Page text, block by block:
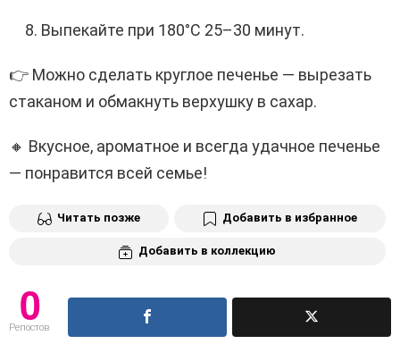
Выпекайте при 180°С 25–30 минут.
👉 Можно сделать круглое печенье — вырезать
стаканом и обмакнуть верхушку в сахар.
🔸 Вкусное, ароматное и всегда удачное печенье
— понравится всей семье!
Читать позже Добавить в избранное
Добавить в коллекцию
0
Репостов